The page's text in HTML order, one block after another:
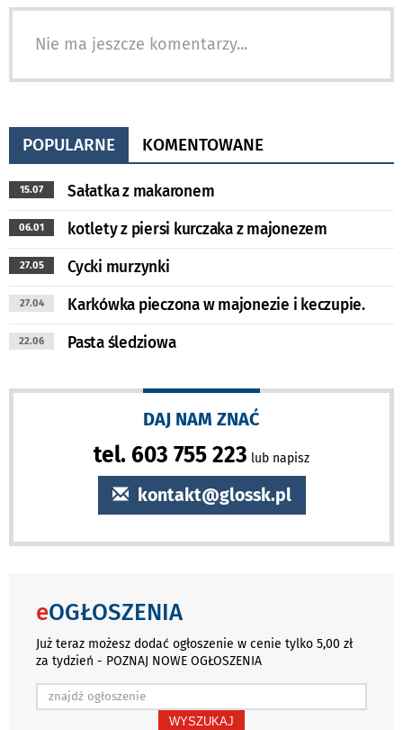
Nie ma jeszcze komentarzy...
POPULARNE KOMENTOWANE
15.07 Sałatka z makaronem
06.01 kotlety z piersi kurczaka z majonezem
27.05 Cycki murzynki
27.04 Karkówka pieczona w majonezie i keczupie.
22.06 Pasta śledziowa
DAJ NAM ZNAĆ
tel. 603 755 223 lub napisz
kontakt@glossk.pl
eOGŁOSZENIA
Już teraz możesz dodać ogłoszenie w cenie tylko 5,00 zł
za tydzień - POZNAJ NOWE OGŁOSZENIA
WYSZUKAJ